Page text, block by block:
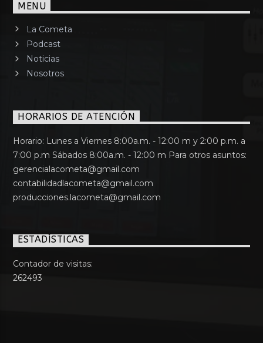
MENU
La Cometa
Podcast
Noticias
Nosotros
HORARIOS DE ATENCIÓN
Horario: Lunes a Viernes 8:00a.m. - 12:00 m y 2:00 p.m. a
7:00 p.m Sábados 8:00a.m. - 12:00 m Para otros asuntos:
gerencialacometa@gmail.com
contabilidadlacometa@gmail.com
producciones.lacometa@gmail.com
ESTADÍSTICAS
Contador de visitas:
262493